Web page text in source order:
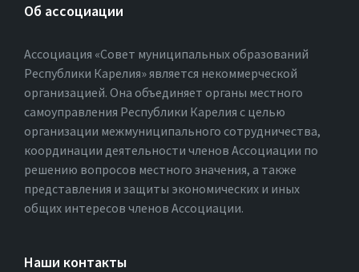
Об ассоциации
Ассоциация «Совет муниципальных образований
Республики Карелия» является некоммерческой
организацией. Она объединяет органы местного
самоуправления Республики Карелия с целью
организации межмуниципального сотрудничества,
координации деятельности членов Ассоциации по
решению вопросов местного значения, а также
представления и защиты экономических и иных
общих интересов членов Ассоциации.
Наши контакты